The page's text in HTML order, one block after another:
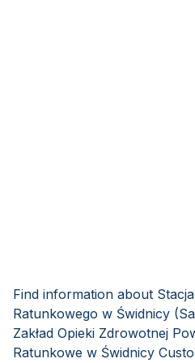
Find information about
Ratunkowego w Świdnicy
Zakład Opieki Zdrowotnej
Ratunkowe w Świdnicy